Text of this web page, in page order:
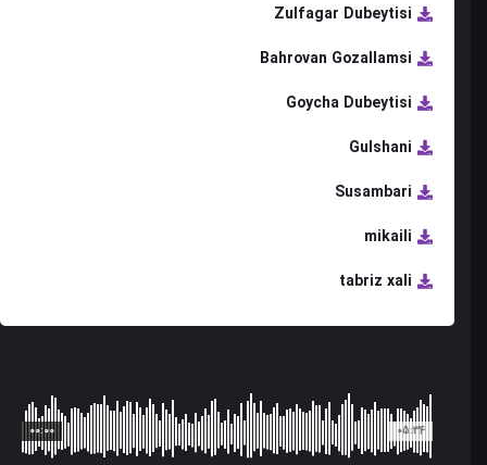
Zulfagar Dubeytisi
Bahrovan Gozallamsi
Goycha Dubeytisi
Gulshani
Susambari
mikaili
tabriz xali
05:34
00:00